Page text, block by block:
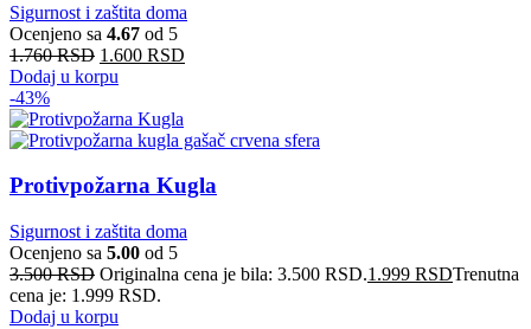
Sigurnost i zaštita doma
Ocenjeno sa 4.67 od 5
1.760RSD 1.600 RSD
Dodaj u korpu
-43%
Protivpožarna Kugla
Sigurnost i zaštita doma
Ocenjeno sa 5.00 od 5
3.500RSD Originalna cena je bila: 3.500 RSD.1.999 RSDTrenutna
cena je: 1.999 RSD.
Dodaj u korpu